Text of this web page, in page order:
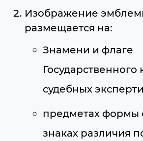
Изображение
размещается на:
Знамени и флаге
Государственного
судебных
предметах формы
знаках различия